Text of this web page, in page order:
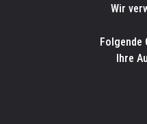
Wir
Folgende
Ihre